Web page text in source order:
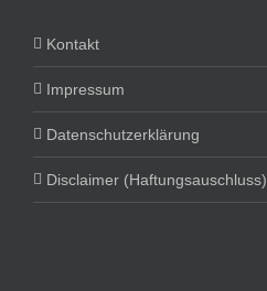
Kontakt
Impressum
Datenschutzerklärung
Disclaimer (Haftungsauschluss)